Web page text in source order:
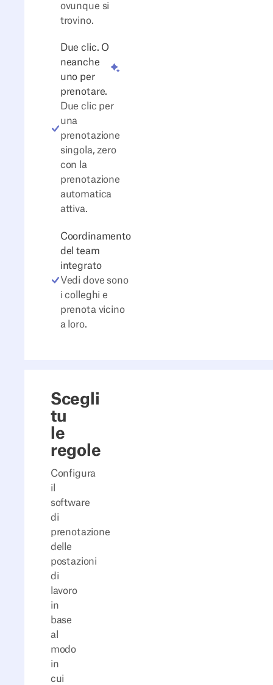
ovunque si
trovino.
Due clic. O
neanche
uno per
prenotare.
Due clic per
una
prenotazione
singola, zero
con la
prenotazione
automatica
attiva.
Coordinamento
del team
integrato
Vedi dove sono
i colleghi e
prenota vicino
a loro.
Scegli
tu
le
regole
Configura
il
software
di
prenotazione
delle
postazioni
di
lavoro
in
base
al
modo
in
cui